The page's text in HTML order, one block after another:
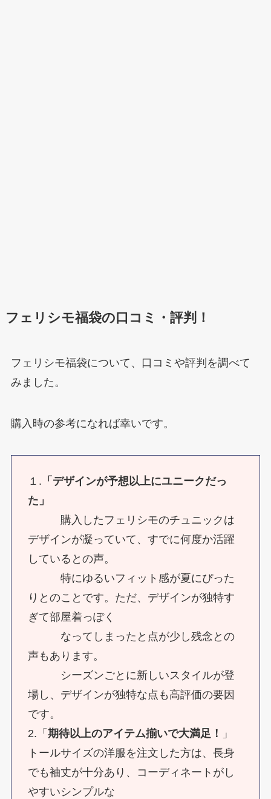
フェリシモ福袋の口コミ・評判！
フェリシモ福袋について、口コミや評判を調べて
みました。
購入時の参考になれば幸いです。
１. 「デザインが予想以上にユニークだっ
た」
購入したフェリシモのチュニックは
デザインが凝っていて、すでに何度か活躍
しているとの声。
特にゆるいフィット感が夏にぴった
りとのことです。ただ、デザインが独特す
ぎて部屋着っぽく
なってしまったと点が少し残念との
声もあります。
シーズンごとに新しいスタイルが登
場し、デザインが独特な点も高評価の要因
です。
2.「 期待以上のアイテム揃いで大満足！
」
トールサイズの洋服を注文した方は、長身
でも袖丈が十分あり、コーディネートがし
やすいシンプルな